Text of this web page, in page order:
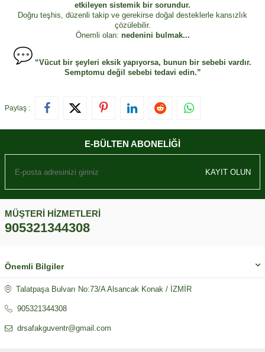
etkileyen sistemik bir sorundur.
Doğru teşhis, düzenli takip ve gerekirse doğal desteklerle kansızlık
çözülebilir.
Önemli olan: nedenini bulmak...
“Vücut bir şeyleri eksik yapıyorsa, bunun bir sebebi vardır.
Semptomu değil sebebi tedavi edin.”
Paylaş :
E-BÜLTEN ABONELIĞI
KAYIT OLUN
MÜŞTERI HIZMETLERI
905321344308
Önemli Bilgiler
Talatpaşa Bulvarı No:73/A Alsancak Konak / İZMİR
905321344308
drsafakguventr@gmail.com